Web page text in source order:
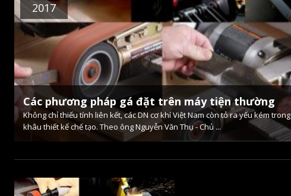
2017
Các phương pháp gá đặt trên máy tiện thường
Không chỉ thiếu tính liên kết, các DN cơ khí Việt Nam còn tỏ ra yếu kém trong
khâu thiết kế chế tạo. Theo ông Nguyễn Văn Thụ - Chủ ...